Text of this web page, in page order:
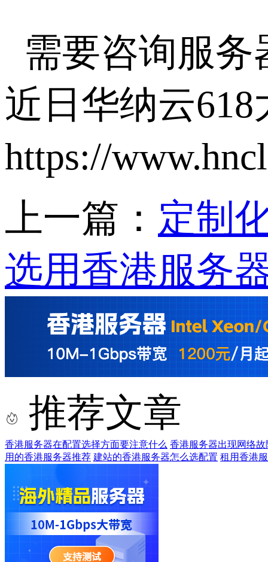
需要咨询服务
近日华纳云
https://
上一篇： 定制
选用香港服务
推荐文章
香港服务器在配置选择方面要注意什么 香港服务器出现网络
用的香港服务器推荐 建站的香港服务器怎么选配置 租用香港